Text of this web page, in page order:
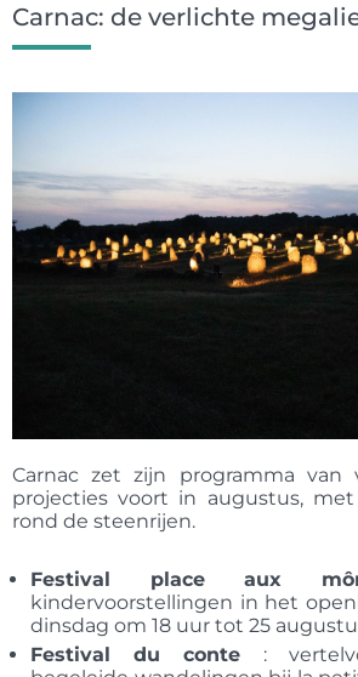
Carnac: de verlichte
Carnac zet zijn programma van
projecties voort in augustus,
rond de steenrijen.
Festival place aux
kindervoorstellingen in het
dinsdag om 18 uur tot 25
Festival du conte :